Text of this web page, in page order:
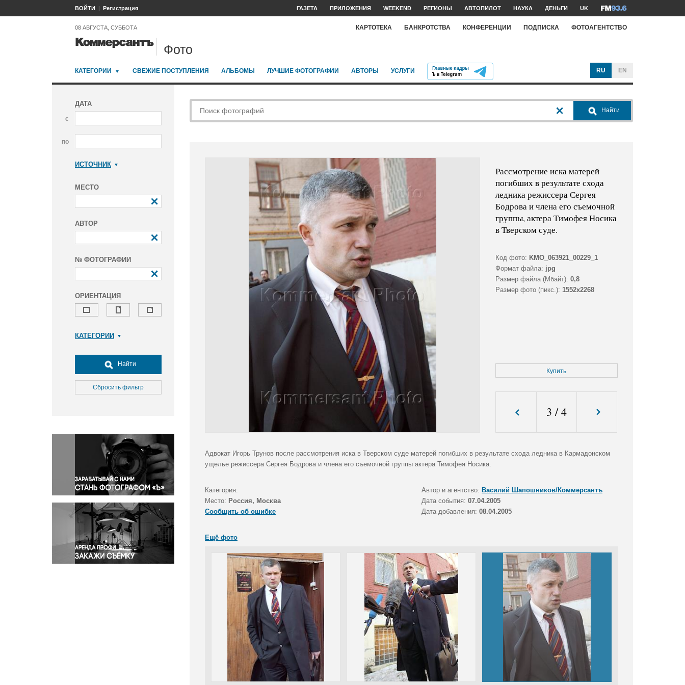
ВОЙТИ Регистрация ГАЗЕТА ПРИЛОЖЕНИЯ WEEKEND РЕГИОНЫ АВТОПИЛОТ НАУКА ДЕНЬГИ UK
08 АВГУСТА, СУББОТА КАРТОТЕКА БАНКРОТСТВА КОНФЕРЕНЦИИ ПОДПИСКА ФОТОАГЕНТСТВО
Фото
КАТЕГОРИИ СВЕЖИЕ ПОСТУПЛЕНИЯ АЛЬБОМЫ ЛУЧШИЕ ФОТОГРАФИИ АВТОРЫ УСЛУГИ RU EN
ДАТА
с
по
ИСТОЧНИК
МЕСТО
АВТОР
№ ФОТОГРАФИИ
ОРИЕНТАЦИЯ
КАТЕГОРИИ
Досуг, туризм и отдых
Культура
Медицина
Окружающая среда
Политика
Правосудие
Происшествия и конфликты
Религия
Светская жизнь
Спорт
Экология
Экономика и бизнес
Найти
Сбросить фильтр
Найти
Рассмотрение иска матерей
погибших в результате схода
ледника режиссера Сергея
Бодрова и члена его съемочной
группы, актера Тимофея Носика
в Тверском суде.
Код фото: KMO_063921_00229_1
Формат файла: jpg
Размер файла (Мбайт): 0,8
Размер фото (пикс.): 1552x2268
Купить
3 /4
Адвокат Игорь Трунов после рассмотрения иска в Тверском суде матерей погибших в результате схода ледника в Кармадонском
ущелье режиссера Сергея Бодрова и члена его съемочной группы актера Тимофея Носика.
Категория: Автор и агентство: Василий Шапошников/Коммерсантъ
Место: Россия, Москва Дата события: 07.04.2005
Сообщить об ошибке
Дата добавления: 08.04.2005
Ещё фото